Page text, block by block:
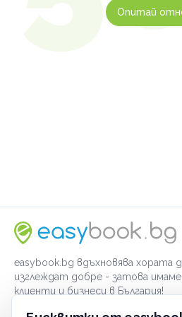
Опитай
easybook.bg вдъхновява хората
изглеждат добре - затова
клиенти и бизнеси в България!